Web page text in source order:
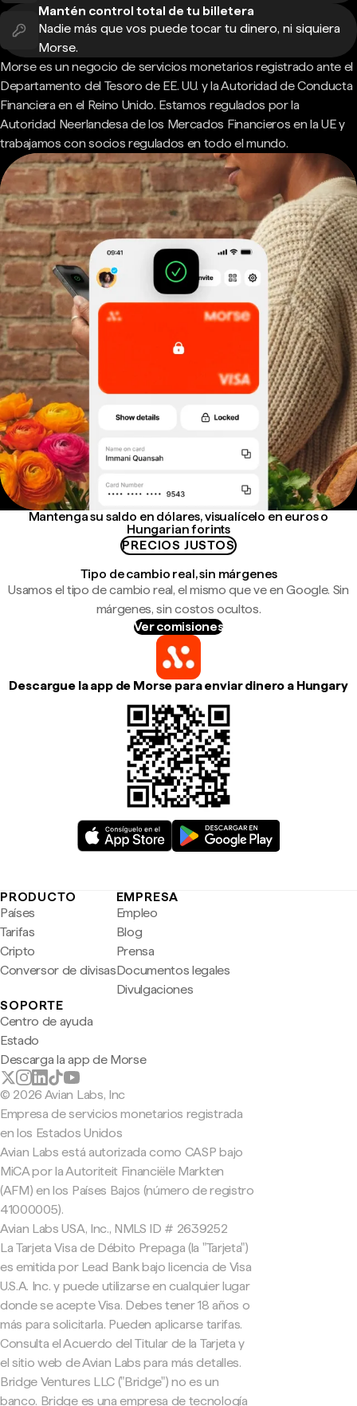
Mantén control total de tu billetera
Nadie más que vos puede tocar tu dinero, ni siquiera
Morse.
Morse es un negocio de servicios monetarios registrado ante el
Departamento del Tesoro de EE. UU. y la Autoridad de Conducta
Financiera en el Reino Unido. Estamos regulados por la
Autoridad Neerlandesa de los Mercados Financieros en la UE y
trabajamos con socios regulados en todo el mundo.
Mantenga su saldo en dólares, visualícelo en euros o
Hungarian forints
PRECIOS JUSTOS
Tipo de cambio real, sin márgenes
Usamos el tipo de cambio real, el mismo que ve en Google. Sin
márgenes, sin costos ocultos.
Ver comisiones
Descargue la app de Morse para enviar dinero a Hungary
PRODUCTO
Países
Tarifas
Cripto
Conversor de divisas
EMPRESA
Empleo
Blog
Prensa
Documentos legales
Divulgaciones
SOPORTE
Centro de ayuda
Estado
Descarga la app de Morse
© 2026 Avian Labs, Inc
Empresa de servicios monetarios registrada
en los Estados Unidos
Avian Labs está autorizada como CASP bajo
MiCA por la Autoriteit Financiële Markten
(AFM) en los Países Bajos (número de registro
41000005).
Avian Labs USA, Inc., NMLS ID # 2639252
La Tarjeta Visa de Débito Prepaga (la "Tarjeta")
es emitida por Lead Bank bajo licencia de Visa
U.S.A. Inc. y puede utilizarse en cualquier lugar
donde se acepte Visa. Debes tener 18 años o
más para solicitarla. Pueden aplicarse tarifas.
Consulta el Acuerdo del Titular de la Tarjeta y
el sitio web de Avian Labs para más detalles.
Bridge Ventures LLC ("Bridge") no es un
banco. Bridge es una empresa de tecnología